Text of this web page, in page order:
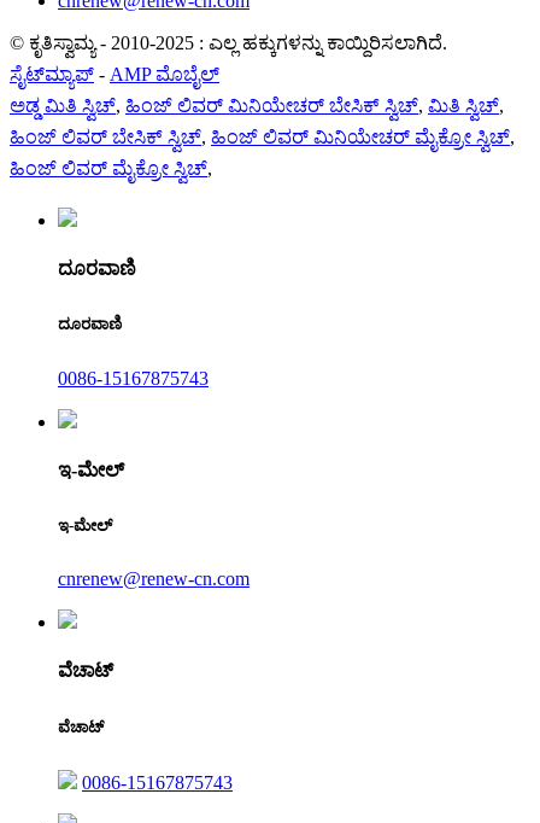
© ಕೃತಿಸ್ವಾಮ್ಯ - 2010-2025 : ಎಲ್ಲ ಹಕ್ಕುಗಳನ್ನು ಕಾಯ್ದಿರಿಸಲಾಗಿದೆ.
ಸೈಟ್‌ಮ್ಯಾಪ್ - AMP ಮೊಬೈಲ್
ಅಡ್ಡ ಮಿತಿ ಸ್ವಿಚ್, ಹಿಂಜ್ ಲಿವರ್ ಮಿನಿಯೇಚರ್ ಬೇಸಿಕ್ ಸ್ವಿಚ್, ಮಿತಿ ಸ್ವಿಚ್,
ಹಿಂಜ್ ಲಿವರ್ ಬೇಸಿಕ್ ಸ್ವಿಚ್, ಹಿಂಜ್ ಲಿವರ್ ಮಿನಿಯೇಚರ್ ಮೈಕ್ರೋ ಸ್ವಿಚ್,
ಹಿಂಜ್ ಲಿವರ್ ಮೈಕ್ರೋ ಸ್ವಿಚ್,
ದೂರವಾಣಿ
ದೂರವಾಣಿ
0086-15167875743
ಇ-ಮೇಲ್
ಇ-ಮೇಲ್
cnrenew@renew-cn.com
ವೆಚಾಟ್
ವೆಚಾಟ್
0086-15167875743